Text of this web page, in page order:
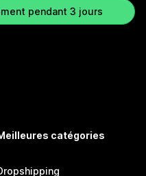
pendant 3 jours
catégories